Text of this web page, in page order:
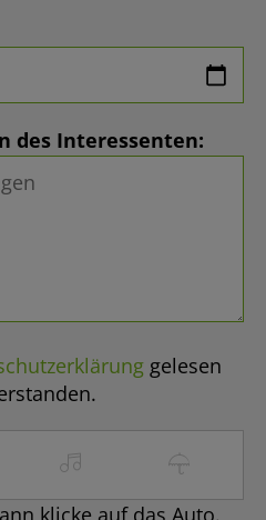
des Interessenten:
gelesen